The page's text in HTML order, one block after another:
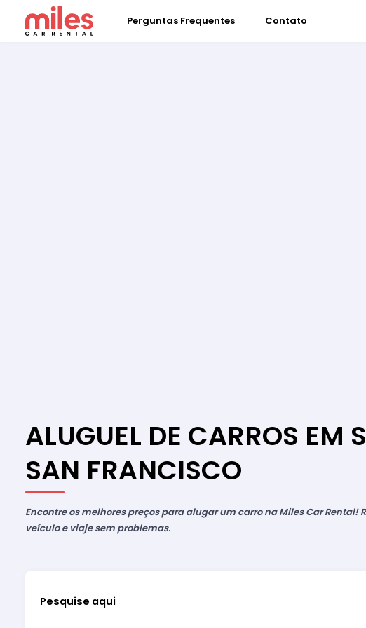
Perguntas Frequentes Contato
ALUGUEL DE CARROS EM
SAN FRANCISCO
Encontre os melhores preços para alugar um carro na Miles Car Rental!
veículo e viaje sem problemas.
Pesquise aqui